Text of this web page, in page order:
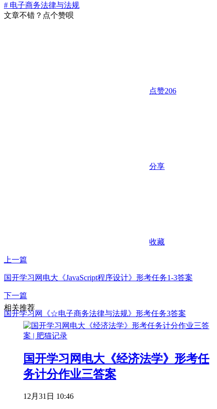
# 电子商务法律与法规
文章不错？点个赞呗
点赞206
分享
收藏
上一篇
国开学习网电大《JavaScript程序设计》形考任务1-3答案
下一篇
国开学习网《☆电子商务法律与法规》形考任务3答案
相关推荐
国开学习网电大《经济法学》形考任
务计分作业三答案
12月31日 10:46